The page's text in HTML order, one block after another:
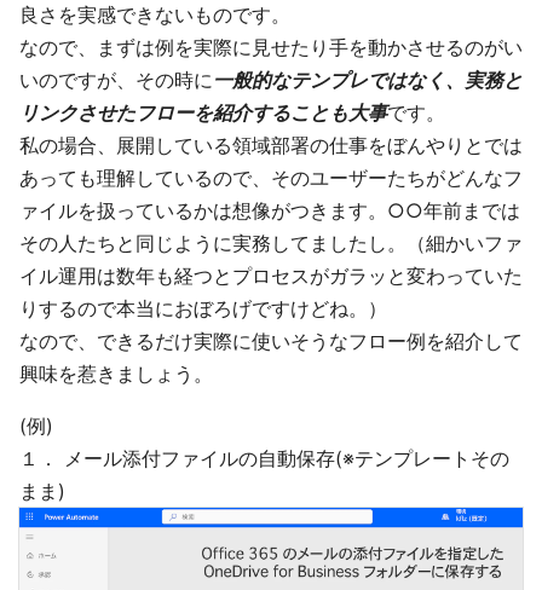
良さを実感できないものです。
なので、まずは例を実際に見せたり手を動かさせるのがい
いのですが、その時に一般的なテンプレではなく、実務と
リンクさせたフローを紹介することも大事です。
私の場合、展開している領域部署の仕事をぼんやりとでは
あっても理解しているので、そのユーザーたちがどんなフ
ァイルを扱っているかは想像がつきます。○○年前までは
その人たちと同じように実務してましたし。（細かいファ
イル運用は数年も経つとプロセスがガラッと変わっていた
りするので本当におぼろげですけどね。）
なので、できるだけ実際に使いそうなフロー例を紹介して
興味を惹きましょう。
(例)
１． メール添付ファイルの自動保存(※テンプレートその
まま)